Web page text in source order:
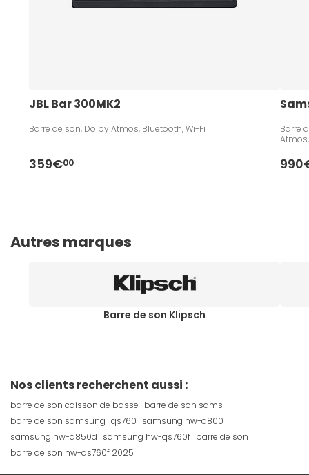
JBL Bar 300MK2
Barre de son, Dolby Atmos, Bluetooth, Wi-Fi
359€00
Barre
Atmos,
Autres marques
Barre de son Klipsch
Nos clients recherchent aussi :
barre de son caisson de basse barre de son sams
barre de son samsung qs760 samsung hw-q800
samsung hw-q850d samsung hw-qs760f barre de son
barre de son hw-qs760f 2025